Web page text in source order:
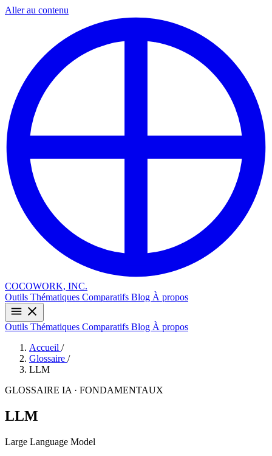
Aller au contenu
COCOWORK, INC.
Outils Thématiques Comparatifs Blog À propos
Outils Thématiques Comparatifs Blog À propos
Accueil /
Glossaire /
LLM
GLOSSAIRE IA · FONDAMENTAUX
LLM
Large Language Model